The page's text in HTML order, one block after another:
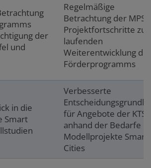
der
und
Regelmäßige
Betrachtung der
Projektfortschritte zur
laufenden
Weiterentwicklung
Förderprogramms
in die
Smart
Verbesserte
für Angebote der KTS
anhand der Bedarfe
Modellprojekte Smart
Cities